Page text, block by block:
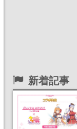
新着記事